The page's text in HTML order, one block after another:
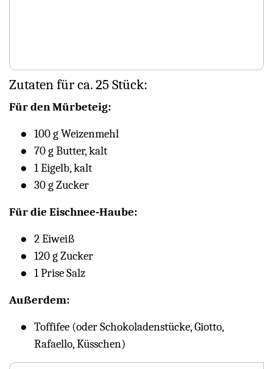
Zutaten für ca. 25 Stück:
Für den Mürbeteig:
100 g Weizenmehl
70 g Butter, kalt
1 Eigelb, kalt
30 g Zucker
Für die Eischnee-Haube:
2 Eiweiß
120 g Zucker
1 Prise Salz
Außerdem:
Toffifee (oder Schokoladenstücke, Giotto,
Rafaello, Küsschen)